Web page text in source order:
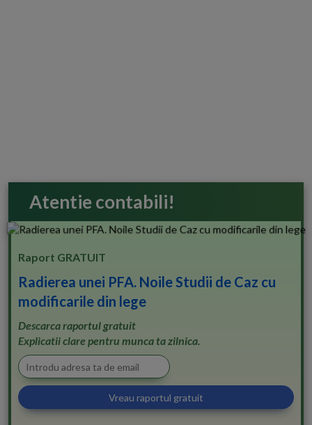
Atentie contabili!
Raport GRATUIT
Radierea unei PFA. Noile Studii de Caz cu
modificarile din lege
Descarca raportul gratuit
Explicatii clare pentru munca ta zilnica.